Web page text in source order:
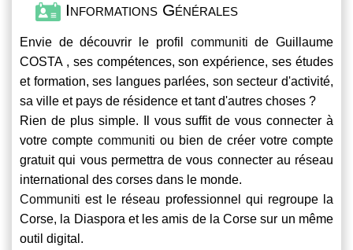
Informations Générales
Envie de découvrir le profil communiti de Guillaume
COSTA , ses compétences, son expérience, ses études
et formation, ses langues parlées, son secteur d'activité,
sa ville et pays de résidence et tant d'autres choses ?
Rien de plus simple. Il vous suffit de vous connecter à
votre compte communiti ou bien de créer votre compte
gratuit qui vous permettra de vous connecter au réseau
international des corses dans le monde.
Communiti est le réseau professionnel qui regroupe la
Corse, la Diaspora et les amis de la Corse sur un même
outil digital.